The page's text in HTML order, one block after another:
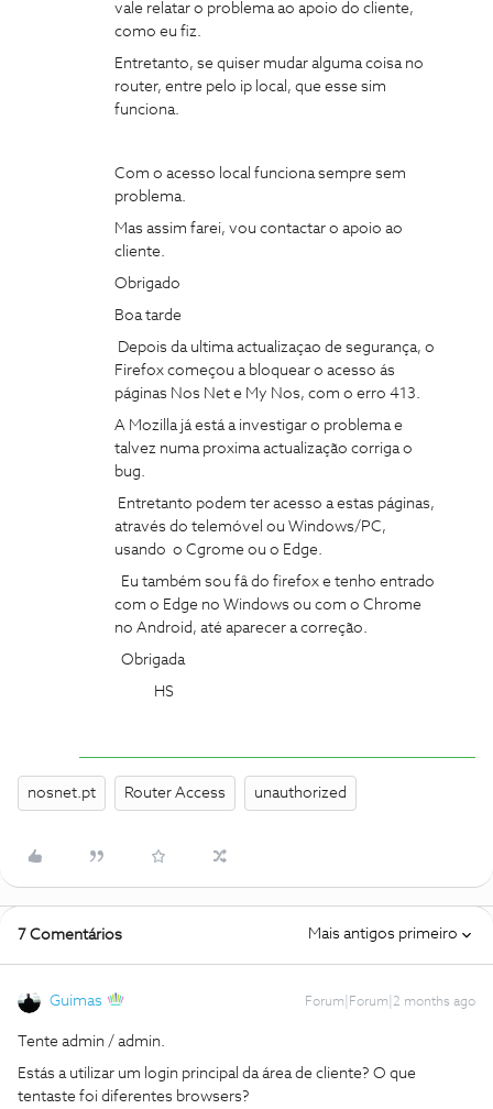
vale relatar o problema ao apoio do cliente,
como eu fiz.
Entretanto, se quiser mudar alguma coisa no
router, entre pelo ip local, que esse sim
funciona.
Com o acesso local funciona sempre sem
problema.
Mas assim farei, vou contactar o apoio ao
cliente.
Obrigado
Boa tarde
Depois da ultima actualizaçao de segurança, o
Firefox começou a bloquear o acesso ás
páginas Nos Net e My Nos, com o erro 413.
A Mozilla já está a investigar o problema e
talvez numa proxima actualização corriga o
bug.
Entretanto podem ter acesso a estas páginas,
através do telemóvel ou Windows/PC,
usando o Cgrome ou o Edge.
Eu também sou fâ do firefox e tenho entrado
com o Edge no Windows ou com o Chrome
no Android, até aparecer a correção.
Obrigada
HS
nosnet.pt Router Access unauthorized
7 Comentários Mais antigos primeiro
Guimas Forum|Forum|2 months ago
Tente admin / admin.
Estás a utilizar um login principal da área de cliente? O que
tentaste foi diferentes browsers?